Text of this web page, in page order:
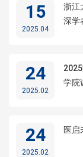
15
2025.04
浙江
深学
24
2025.02
学院
24
2025.02
医启